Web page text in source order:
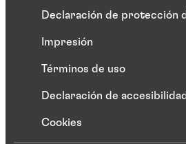
Declaración de protección
Impresión
Términos de uso
Declaración de accesibilidad
Cookies